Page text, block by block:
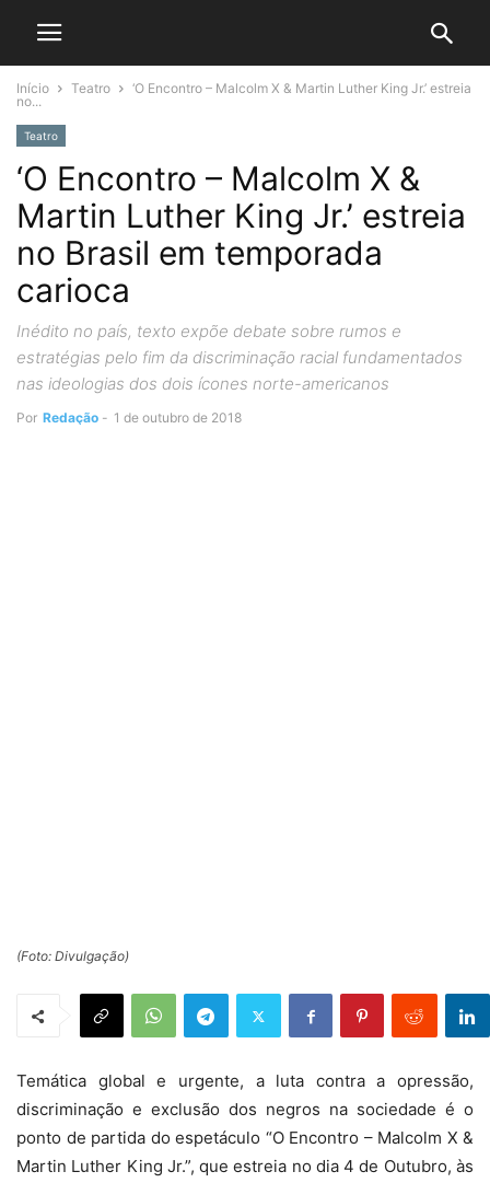
Início Teatro
‘O Encontro – Malcolm X & Martin Luther King Jr.’ estreia
no...
Teatro
‘O Encontro – Malcolm X &
Martin Luther King Jr.’ estreia
no Brasil em temporada
carioca
Inédito no país, texto expõe debate sobre rumos e
estratégias pelo fim da discriminação racial fundamentados
nas ideologias dos dois ícones norte-americanos
Por Redação - 1 de outubro de 2018
(Foto: Divulgação)
Temática global e urgente, a luta contra a opressão,
discriminação e exclusão dos negros na sociedade é o
ponto de partida do espetáculo “O Encontro – Malcolm X &
Martin Luther King Jr.”, que estreia no dia 4 de Outubro, às